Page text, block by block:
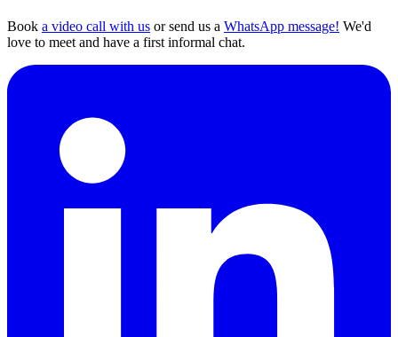
Book a video call with us or send us a WhatsApp message! We'd
love to meet and have a first informal chat.